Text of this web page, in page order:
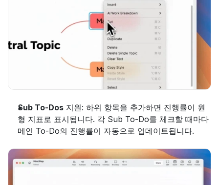
Sub To-Dos 지원: 하위 항목을 추가하면 진행률이 원
형 지표로 표시됩니다. 각 Sub To-Do를 체크할 때마다
메인 To-Do의 진행률이 자동으로 업데이트됩니다.